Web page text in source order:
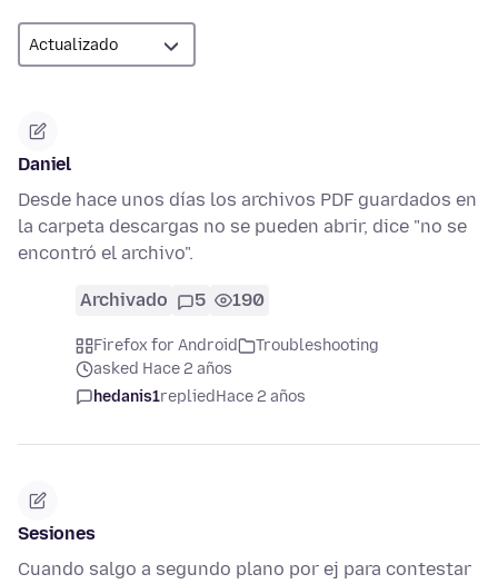
Daniel
Desde hace unos días los archivos PDF guardados en
la carpeta descargas no se pueden abrir, dice "no se
encontró el archivo".
Archivado 5 190
Firefox for Android
Troubleshooting
asked Hace 2 años
hedanis1repliedHace 2 años
Sesiones
Cuando salgo a segundo plano por ej para contestar